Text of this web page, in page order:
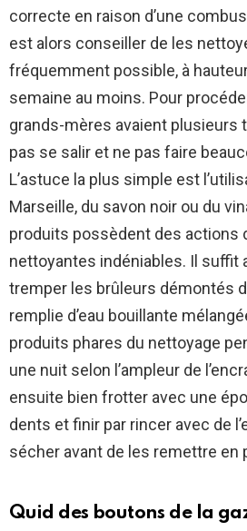
correcte en raison d’une
est alors conseiller de les
fréquemment possible, à
semaine au moins. Pour
grands-mères avaient plusieurs
pas se salir et ne pas faire
L’astuce la plus simple est
Marseille, du savon noir ou du
produits possèdent des actions
nettoyantes indéniables. Il suffit
tremper les brûleurs démontés
remplie d’eau bouillante
produits phares du nettoyage
une nuit selon l’ampleur de
ensuite bien frotter avec une
dents et finir par rincer avec de
sécher avant de les remettre en
Quid des boutons de la